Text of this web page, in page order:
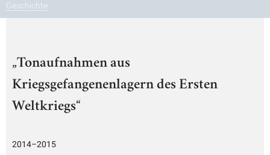
Geschichte
„Tonaufnahmen aus
Kriegsgefangenenlagern des Ersten
Weltkriegs“
2014–2015